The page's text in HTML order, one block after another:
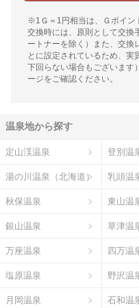
※1Ｇ＝1円相当は、Ｇポイン
交換時には、原則として交換
ートナーを除く）また、交換
とに設定されているため、実
下回らない場合もございます
ージをご確認ください。
温泉地から探す
定山渓温泉 登別温
湯の川温泉（北海道） 乳頭温
秋保温泉 東山温
銀山温泉 草津温
万座温泉 四万温
塩原温泉 野沢温
月岡温泉 石和温